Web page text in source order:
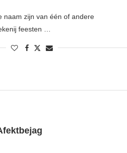
naam zijn van één of andere
feesten …